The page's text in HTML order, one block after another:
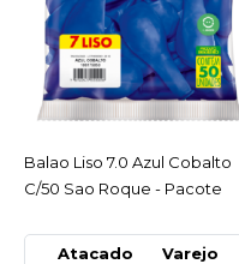
ACESSAR
Balao Liso 7.0 Azul Cobalto
C/50 Sao Roque - Pacote
Atacado
Varejo